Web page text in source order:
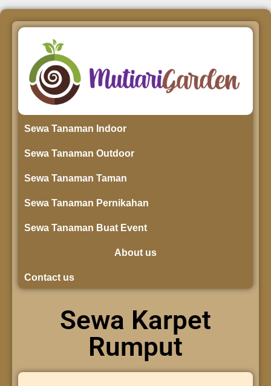
Sewa Tanaman Indoor
Sewa Tanaman Outdoor
Sewa Tanaman Taman
Sewa Tanaman Pernikahan
Sewa Tanaman Buat Event
About us
Contact us
Sewa Karpet
Rumput